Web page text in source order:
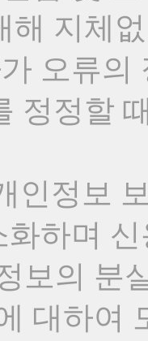
해 지체
오류
정정할
인정보
화하며
보의 분
대하여